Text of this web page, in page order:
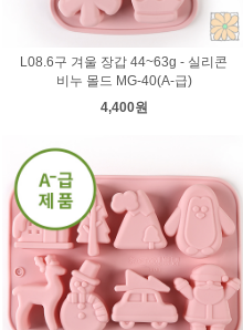
L08.6구 겨울 장갑 44~63g - 실리콘
비누 몰드 MG-40(A-급)
4,400원